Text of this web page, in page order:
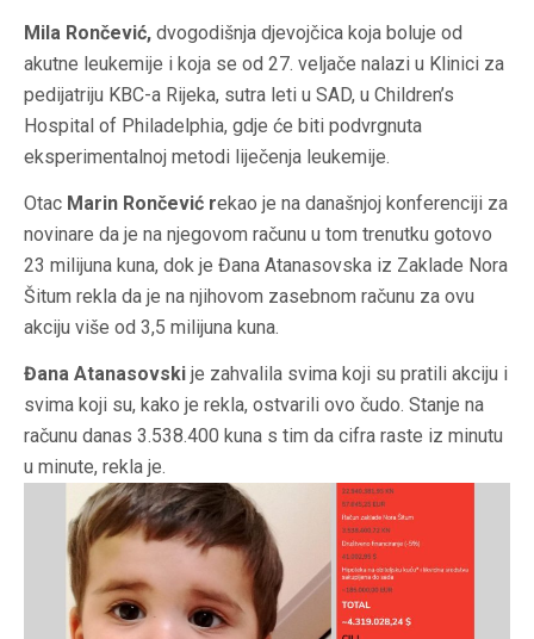
Mila Rončević, dvogodišnja djevojčica koja boluje od
akutne leukemije i koja se od 27. veljače nalazi u Klinici za
pedijatriju KBC-a Rijeka, sutra leti u SAD, u Children’s
Hospital of Philadelphia, gdje će biti podvrgnuta
eksperimentalnoj metodi liječenja leukemije.
Otac Marin Rončević rekao je na današnjoj konferenciji za
novinare da je na njegovom računu u tom trenutku gotovo
23 milijuna kuna, dok je Đana Atanasovska iz Zaklade Nora
Šitum rekla da je na njihovom zasebnom računu za ovu
akciju više od 3,5 milijuna kuna.
Đana Atanasovski je zahvalila svima koji su pratili akciju i
svima koji su, kako je rekla, ostvarili ovo čudo. Stanje na
računu danas 3.538.400 kuna s tim da cifra raste iz minutu
u minute, rekla je.